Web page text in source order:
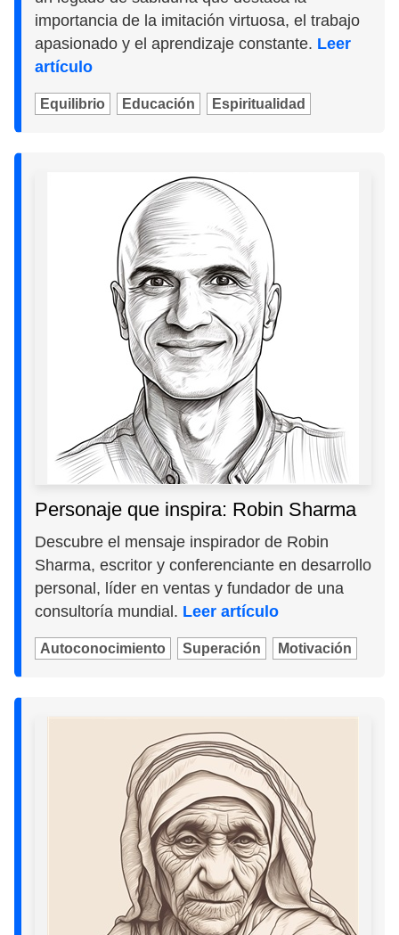
importancia de la imitación virtuosa, el trabajo
apasionado y el aprendizaje constante. Leer
artículo
Equilibrio Educación Espiritualidad
Personaje que inspira: Robin Sharma
Descubre el mensaje inspirador de Robin
Sharma, escritor y conferenciante en desarrollo
personal, líder en ventas y fundador de una
consultoría mundial. Leer artículo
Autoconocimiento Superación Motivación